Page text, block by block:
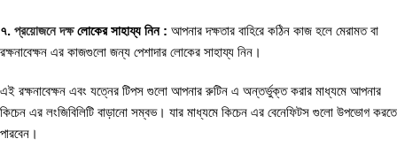
৭. প্রয়োজনে দক্ষলোকের সাহায্য নিন : আপনার দক্ষতার বাহিরে কঠিন কাজ হলে মেরামত বা
রক্ষনাবেক্ষন এর কাজগুলো জন্য পেশাদার লোকের সাহায্য নিন।
এই রক্ষনাবেক্ষন এবং যত্নের টিপস গুলো আপনার রুটিন এ অন্তর্ভুক্ত করার মাধ্যমে আপনার
কিচেন এর লংজিবিলিটি বাড়ানো সম্বভ। যার মাধ্যমে কিচেন এর বেনেফিটস গুলো উপভোগ করতে
পারবেন।